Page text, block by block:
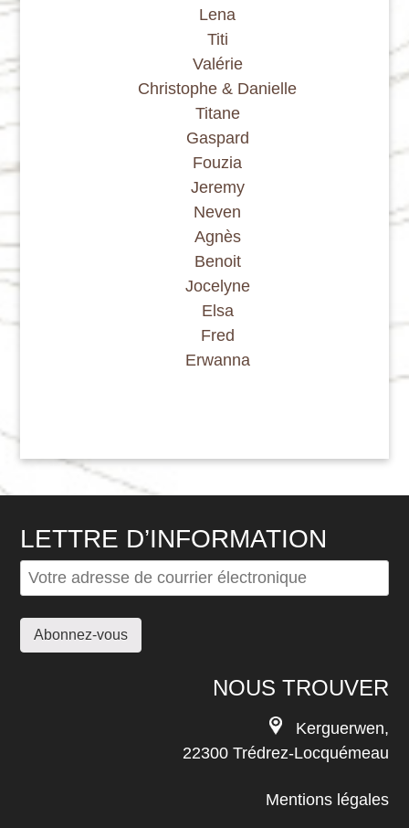
Lena
Titi
Valérie
Christophe & Danielle
Titane
Gaspard
Fouzia
Jeremy
Neven
Agnès
Benoit
Jocelyne
Elsa
Fred
Erwanna
LETTRE D’INFORMATION
NOUS TROUVER
Kerguerwen,
22300 Trédrez-Locquémeau
Mentions légales